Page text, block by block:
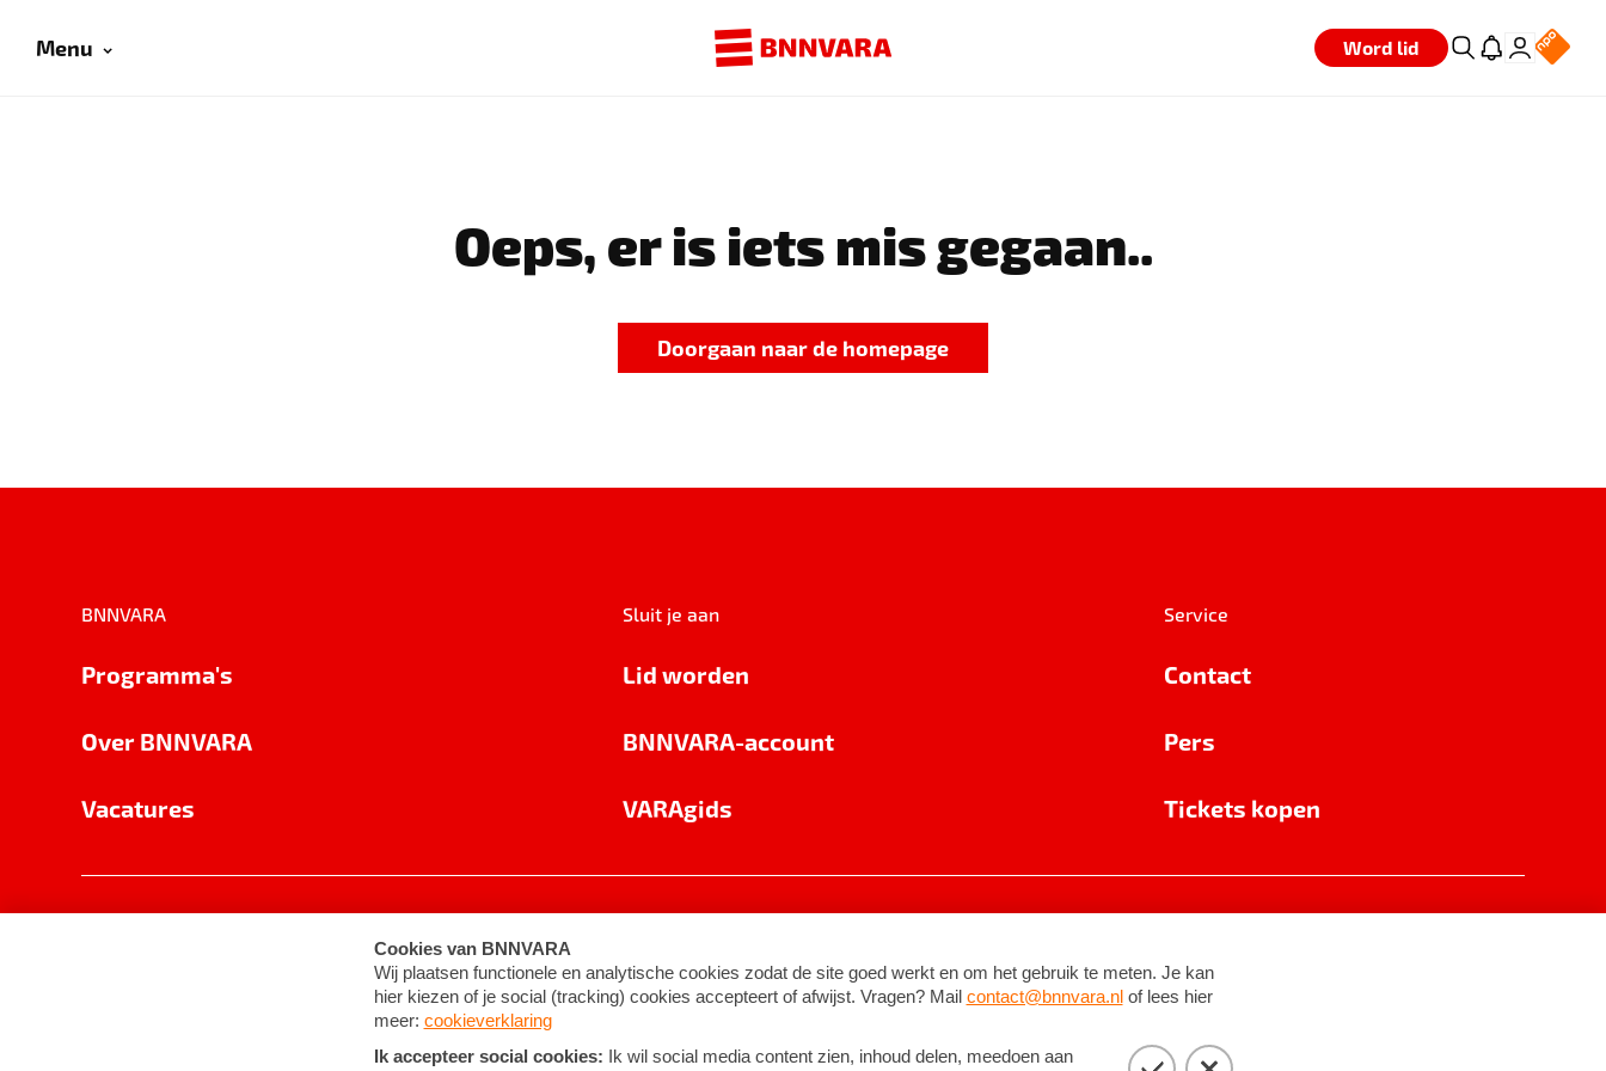
Menu Word lid
Oeps, er is iets mis gegaan..
Doorgaan naar de homepage
BNNVARA
Programma's
Over BNNVARA
Vacatures
Sluit je aan
Lid worden
BNNVARA-account
VARAgids
Service
Contact
Pers
Tickets kopen
Cookie-instellingen Algemene voorwaarden ©2026BNNVARA